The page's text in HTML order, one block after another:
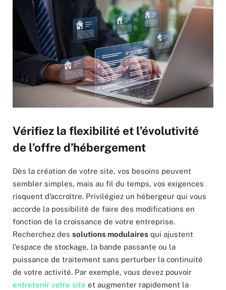
Vérifiez la flexibilité et l’évolutivité
de l’offre d’hébergement
Dès la création de votre site, vos besoins peuvent
sembler simples, mais au fil du temps, vos exigences
risquent d’accroître. Privilégiez un hébergeur qui vous
accorde la possibilité de faire des modifications en
fonction de la croissance de votre entreprise.
Recherchez des solutions modulaires qui ajustent
l’espace de stockage, la bande passante ou la
puissance de traitement sans perturber la continuité
de votre activité. Par exemple, vous devez pouvoir
entretenir votre site et augmenter rapidement la